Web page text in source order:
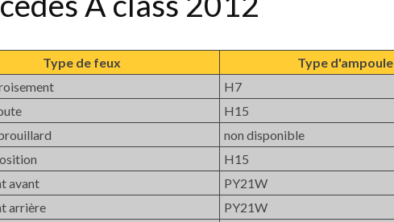
Type de feux
Type d'ampoule
H7
H15
non disponible
H15
avant
PY21W
arrière
PY21W